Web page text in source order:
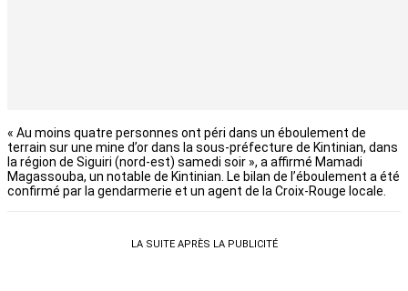
« Au moins quatre personnes ont péri dans un éboulement de
terrain sur une mine d’or dans la sous-préfecture de Kintinian, dans
la région de Siguiri (nord-est) samedi soir », a affirmé Mamadi
Magassouba, un notable de Kintinian. Le bilan de l’éboulement a été
confirmé par la gendarmerie et un agent de la Croix-Rouge locale.
LA SUITE APRÈS LA PUBLICITÉ